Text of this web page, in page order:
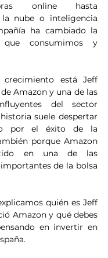
online hasta
nube o inteligencia
ha cambiado la
consumimos y
está Jeff
Amazon y una de las
del sector
suele despertar
por el éxito de la
porque Amazon
en una de las
de la bolsa
quién es Jeff
Amazon y qué debes
en invertir en